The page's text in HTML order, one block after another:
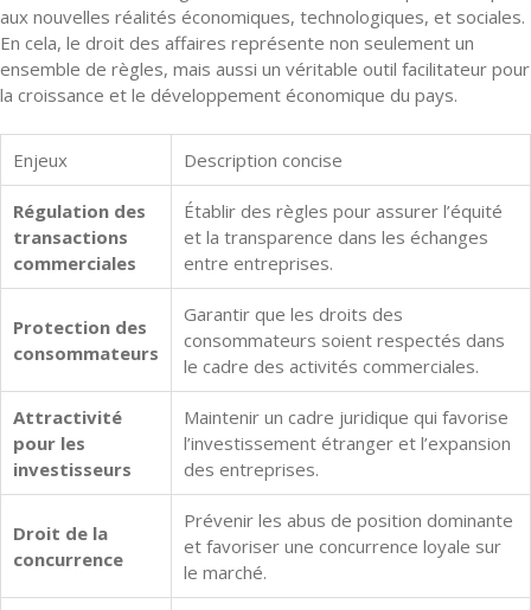
aux nouvelles réalités économiques, technologiques, et sociales.
En cela, le droit des affaires représente non seulement un
ensemble de règles, mais aussi un véritable outil facilitateur pour
la croissance et le développement économique du pays.
Enjeux Description concise
Régulation des
transactions
commerciales
Établir des règles pour assurer l’équité
et la transparence dans les échanges
entre entreprises.
Protection des
consommateurs
Garantir que les droits des
consommateurs soient respectés dans
le cadre des activités commerciales.
Attractivité
pour les
investisseurs
Maintenir un cadre juridique qui favorise
l’investissement étranger et l’expansion
des entreprises.
Droit de la
concurrence
Prévenir les abus de position dominante
et favoriser une concurrence loyale sur
le marché.